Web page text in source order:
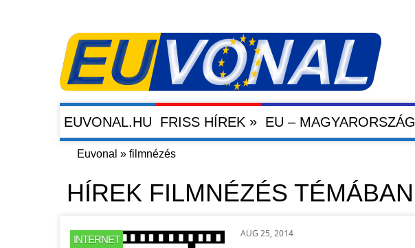
EUVONAL.HU FRISS HÍREK » EU – MAGYARORSZÁG
Euvonal » filmnézés
HÍREK FILMNÉZÉS TÉMÁBAN
INTERNET
AUG 25, 2014